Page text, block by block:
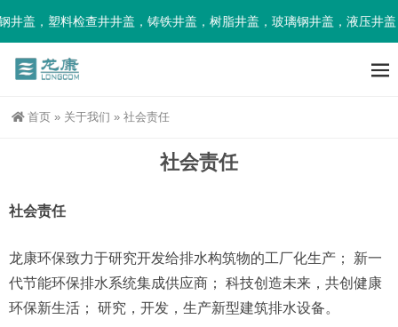
盖，塑料检查井井盖，铸铁井盖，树脂井盖，玻璃钢井盖，液压井
首页 » 关于我们 » 社会责任
社会责任
社会责任
龙康环保致力于研究开发给排水构筑物的工厂化生产； 新一
代节能环保排水系统集成供应商； 科技创造未来，共创健康
环保新生活； 研究，开发，生产新型建筑排水设备。